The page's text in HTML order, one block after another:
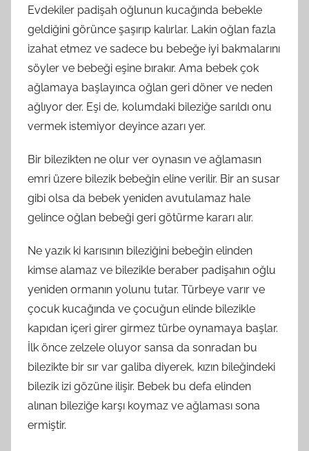
Evdekiler padişah oğlunun kucağında bebekle
geldiğini görünce şaşırıp kalırlar. Lakin oğlan fazla
izahat etmez ve sadece bu bebeğe iyi bakmalarını
söyler ve bebeği eşine bırakır. Ama bebek çok
ağlamaya başlayınca oğlan geri döner ve neden
ağlıyor der. Eşi de, kolumdaki bileziğe sarıldı onu
vermek istemiyor deyince azarı yer.
Bir bilezikten ne olur ver oynasın ve ağlamasın
emri üzere bilezik bebeğin eline verilir. Bir an susar
gibi olsa da bebek yeniden avutulamaz hale
gelince oğlan bebeği geri götürme kararı alır.
Ne yazık ki karısının bileziğini bebeğin elinden
kimse alamaz ve bilezikle beraber padişahın oğlu
yeniden ormanın yolunu tutar. Türbeye varır ve
çocuk kucağında ve çocuğun elinde bilezikle
kapıdan içeri girer girmez türbe oynamaya başlar.
İlk önce zelzele oluyor sansa da sonradan bu
bilezikte bir sır var galiba diyerek, kızın bileğindeki
bilezik izi gözüne ilişir. Bebek bu defa elinden
alınan bileziğe karşı koymaz ve ağlaması sona
ermiştir.